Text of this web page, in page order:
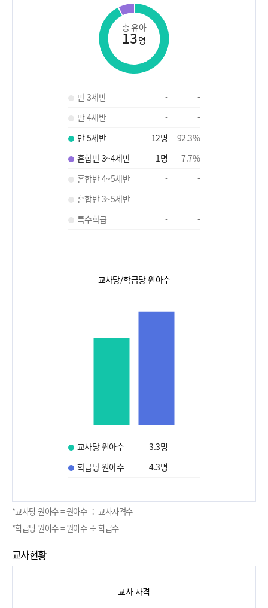
총 유아
13명
만 3세반 -
-
만 4세반
-
-
만 5세반
12명 92.3%
혼합반 3~4세반
1명 7.7%
혼합반 4~5세반
-
-
혼합반 3~5세반
-
-
특수학급
- -
교사당/학급당 원아수
교사당 원아수 3.3명
학급당 원아수
4.3명
*교사당 원아수 = 원아수 ÷ 교사자격수
*학급당 원아수 = 원아수 ÷ 학급수
교사현황
교사 자격